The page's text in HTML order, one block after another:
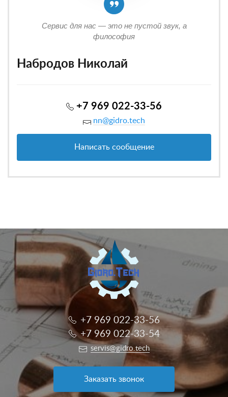
Набродов Николай
+7 969 022-33-56
nn@gidro.tech
Написать сообщение
Сервис для нас — это не пустой звук, а
философия
+7 969 022-33-56
+7 969 022-33-54
servis@gidro.tech
Заказать звонок